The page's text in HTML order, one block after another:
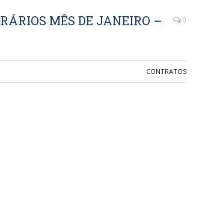
MÊS DE JANEIRO –
0
CONTRATOS